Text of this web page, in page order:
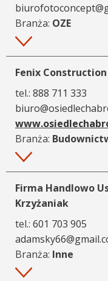
Branża: OZE
Więcej
Fenix Construction
tel.: 888 711 333
Branża:
Więcej
Firma Handlowo
Krzyżaniak
tel.: 601 703 905
Branża: Inne
Więcej